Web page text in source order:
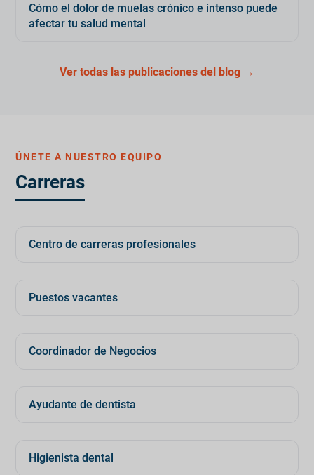
Cómo el dolor de muelas crónico e intenso puede
afectar tu salud mental
Ver todas las publicaciones del blog →
ÚNETE A NUESTRO EQUIPO
Carreras
Centro de carreras profesionales
Puestos vacantes
Coordinador de Negocios
Ayudante de dentista
Higienista dental